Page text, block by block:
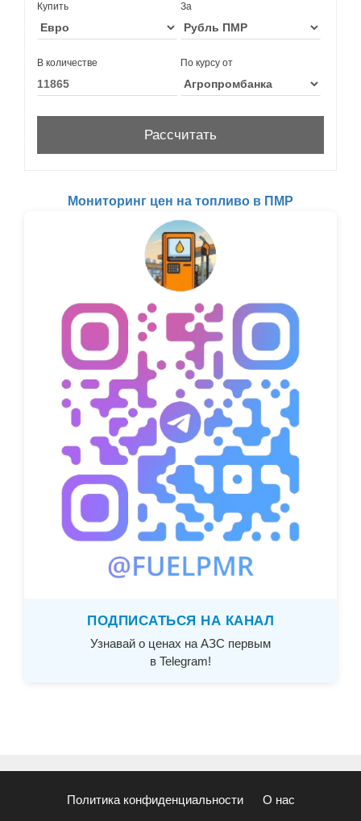
Купить За
В количестве По курсу от
Мониторинг цен на топливо в ПМР
ПОДПИСАТЬСЯ НА КАНАЛ
Узнавай о ценах на АЗС первым
в Telegram!
Политика конфиденциальности О нас